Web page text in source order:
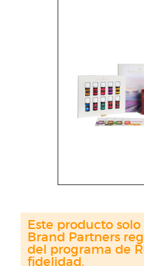
Este producto
Brand Partners
del programa de
fidelidad.